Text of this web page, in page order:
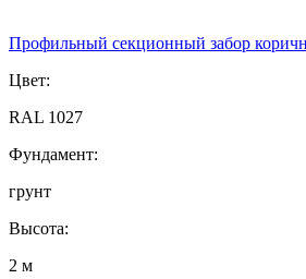
Профильный секционный забор
Цвет:
RAL 1027
Фундамент:
грунт
Высота:
2 м